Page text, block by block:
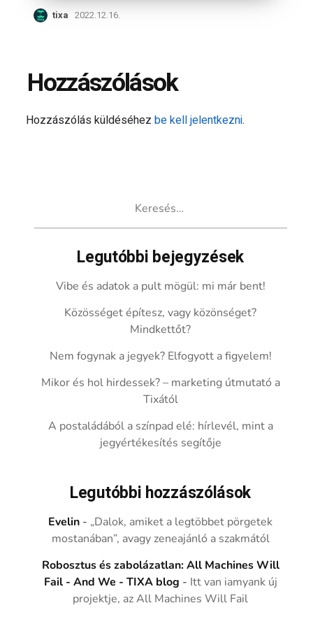
tixa 2022.12.16.
Hozzászólások
Hozzászólás küldéséhezbe kell jelentkezni.
Legutóbbi bejegyzések
Vibe és adatok a pult mögül: mi már bent!
Közösséget építesz, vagy közönséget?
Mindkettőt?
Nem fogynak a jegyek? Elfogyott a figyelem!
Mikor és hol hirdessek? – marketing útmutató a
Tixától
A postaládából a színpad elé: hírlevél, mint a
jegyértékesítés segítője
Legutóbbi hozzászólások
Evelin - „Dalok, amiket a legtöbbet pörgetek
mostanában”, avagy zeneajánló a szakmától
Robosztus és zabolázatlan: All Machines Will
Fail - And We - TIXA blog - Itt van iamyank új
projektje, az All Machines Will Fail